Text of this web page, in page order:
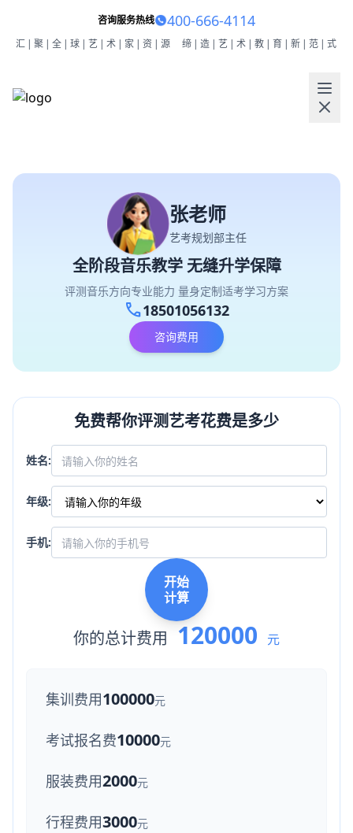
咨询服务热线 400-666-4114
汇|聚|全|球|艺|术|家|资|源 缔|造|艺|术|教|育|新|范|式
张老师
艺考规划部主任
全阶段音乐教学 无缝升学保障
评测音乐方向专业能力 量身定制适考学习方案
call18501056132
咨询费用
免费帮你评测艺考花费是多少
姓名:
年级:
手机:
开始
计算
你的总计费用 120000 元
集训费用100000元
考试报名费10000元
服装费用2000元
行程费用3000元